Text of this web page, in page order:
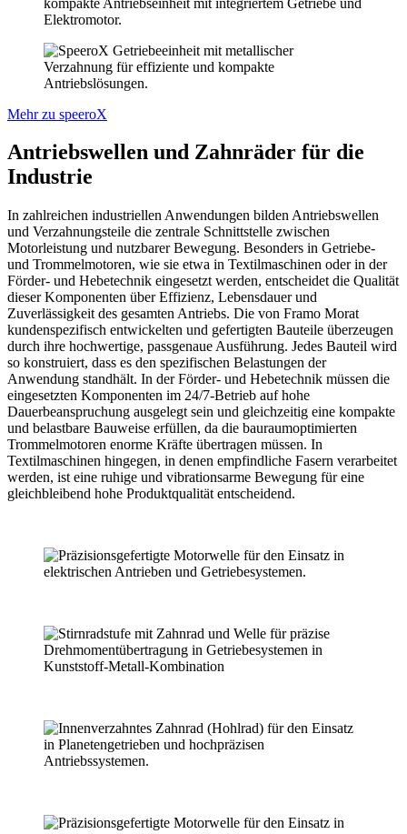
Mehr zu speeroX
Antriebswellen und Zahnräder für die
Industrie
In zahlreichen industriellen Anwendungen bilden Antriebswellen
und Verzahnungsteile die zentrale Schnittstelle zwischen
Motorleistung und nutzbarer Bewegung. Besonders in Getriebe-
und Trommelmotoren, wie sie etwa in Textilmaschinen oder in der
Förder- und Hebetechnik eingesetzt werden, entscheidet die Qualität
dieser Komponenten über Effizienz, Lebensdauer und
Zuverlässigkeit des gesamten Antriebs. Die von Framo Morat
kundenspezifisch entwickelten und gefertigten Bauteile überzeugen
durch ihre hochwertige, passgenaue Ausführung. Jedes Bauteil wird
so konstruiert, dass es den spezifischen Belastungen der
Anwendung standhält. In der Förder- und Hebetechnik müssen die
eingesetzten Komponenten im 24/7-Betrieb auf hohe
Dauerbeanspruchung ausgelegt sein und gleichzeitig eine kompakte
und belastbare Bauweise erfüllen, da die bauraumoptimierten
Trommelmotoren enorme Kräfte übertragen müssen. In
Textilmaschinen hingegen, in denen empfindliche Fasern verarbeitet
werden, ist eine ruhige und vibrationsarme Bewegung für eine
gleichbleibend hohe Produktqualität entscheidend.